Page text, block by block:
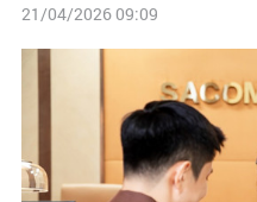
21/04/2026 09:09